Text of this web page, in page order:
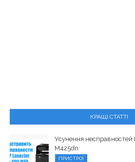
КРАЩІ СТАТТІ
Усунення несправностей
M425dn
ПРИСТРОЇ